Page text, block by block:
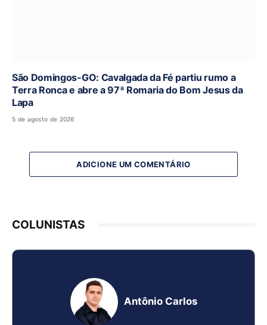
São Domingos-GO: Cavalgada da Fé partiu rumo a
Terra Ronca e abre a 97ª Romaria do Bom Jesus da
Lapa
5 de agosto de 2026
ADICIONE UM COMENTÁRIO
COLUNISTAS
Antônio Carlos